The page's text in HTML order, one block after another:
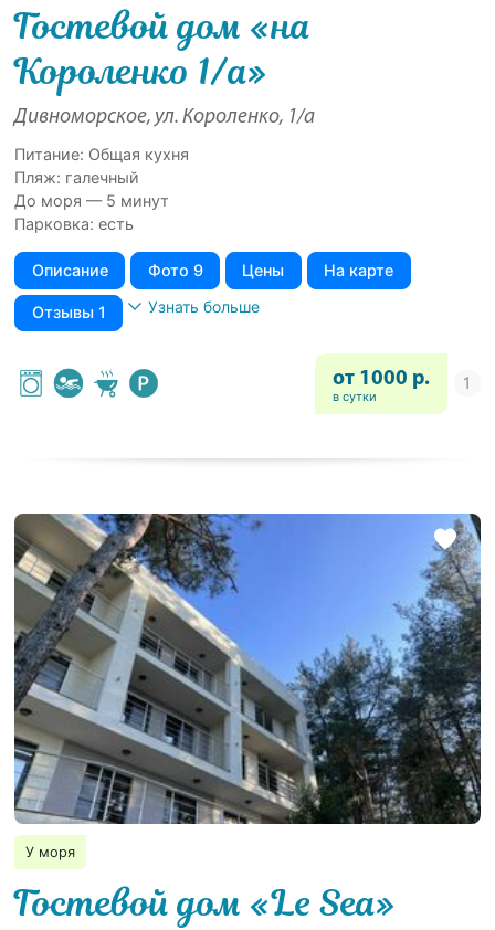
Гостевой дом «на
Короленко 1/а»
Дивноморское, ул. Короленко, 1/а
Питание: Общая кухня
Пляж: галечный
До моря — 5 минут
Парковка: есть
Описание Фото 9 Цены На карте
Отзывы 1 Узнать больше
от 1000 р.
в сутки
У моря
Гостевой дом «Le Sea»